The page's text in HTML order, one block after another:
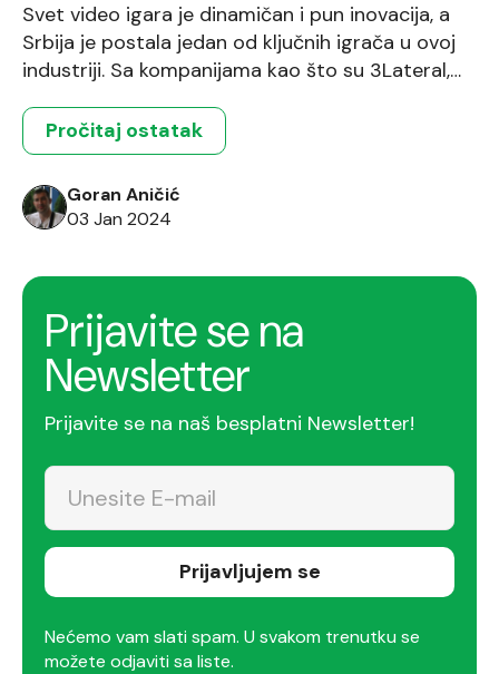
Svet video igara je dinamičan i pun inovacija, a
Srbija je postala jedan od ključnih igrača u ovoj
industriji. Sa kompanijama kao što su 3Lateral,
Giant, koji predstavljaju vodeće snage u razvoju
igara, Srbija se dokazala kao rastući centar za
kreativni talenat u svetu gejminga. Ove
kompanije ne samo […]
Pročitaj ostatak
Goran Aničić
03 Jan 2024
Prijavite se na
Newsletter
Prijavite se na naš besplatni Newsletter!
Prijavljujem se
Nećemo vam slati spam. U svakom trenutku se
možete odjaviti sa liste.